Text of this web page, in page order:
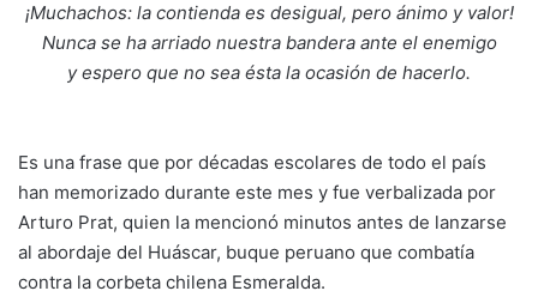
¡Muchachos: la contienda es desigual, pero ánimo y valor!
Nunca se ha arriado nuestra bandera ante el enemigo
y espero que no sea ésta la ocasión de hacerlo.
Es una frase que por décadas escolares de todo el país
han memorizado durante este mes y fue verbalizada por
Arturo Prat, quien la mencionó minutos antes de lanzarse
al abordaje del Huáscar, buque peruano que combatía
contra la corbeta chilena Esmeralda.